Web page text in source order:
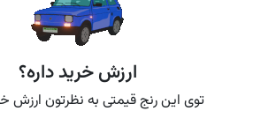
ارزش خرید داره؟
توی این رنج قیمتی به نظرتون ارزش